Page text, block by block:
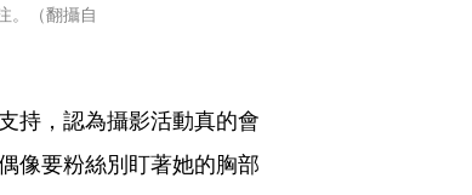
。（翻攝自
持，認為攝影活動真的會
像要粉絲別盯著她的胸部